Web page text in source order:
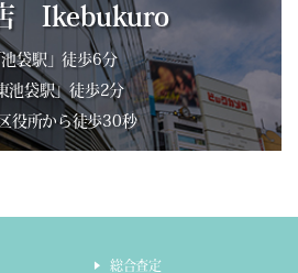
Ikebukuro
袋駅」徒歩6分
池袋駅」徒歩2分
役所から徒歩30秒
総合査定